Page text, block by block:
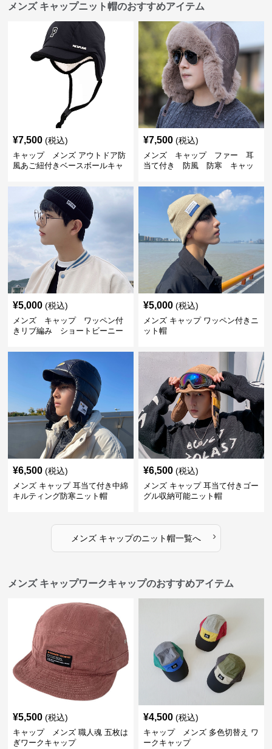
メンズ キャップニット帽のおすすめアイテム
¥7,500 (税込)
キャップ メンズ アウトドア防
風あご紐付きベースボールキャ
¥7,500 (税込)
メンズ キャップ ファー 耳
当て付き 防風 防寒 キャッ
¥5,000 (税込)
メンズ キャップ ワッペン付
きリブ編み ショートビーニー
¥5,000 (税込)
メンズ キャップ ワッペン付きニ
ット帽
¥6,500 (税込)
メンズ キャップ 耳当て付き中綿
キルティング防寒ニット帽
¥6,500 (税込)
メンズ キャップ 耳当て付きゴー
グル収納可能ニット帽
メンズ キャップのニット帽一覧へ ›
メンズ キャップワークキャップのおすすめアイテム
¥5,500 (税込)
キャップ メンズ 職人魂 五枚は
ぎワークキャップ
¥4,500 (税込)
キャップ メンズ 多色切替え ワ
ークキャップ